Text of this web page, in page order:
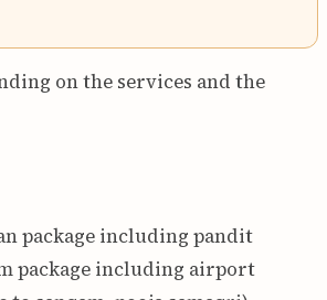
on the services and the
package including pandit
package including airport